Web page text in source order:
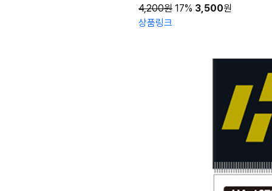
4,200원 17% 3,500원
상품링크